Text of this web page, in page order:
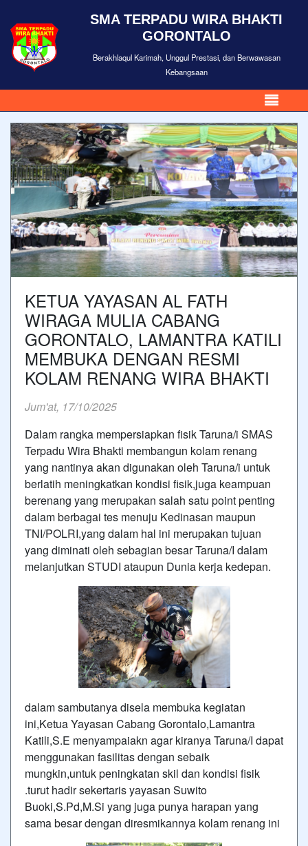
SMA TERPADU WIRA BHAKTI
GORONTALO
Berakhlaqul Karimah, Unggul Prestasi, dan Berwawasan
Kebangsaan
KETUA YAYASAN AL FATH
WIRAGA MULIA CABANG
GORONTALO, LAMANTRA KATILI
MEMBUKA DENGAN RESMI
KOLAM RENANG WIRA BHAKTI
Jum'at, 17/10/2025
Dalam rangka mempersiapkan fisik Taruna/i SMAS
Terpadu Wira Bhakti membangun kolam renang
yang nantinya akan digunakan oleh Taruna/i untuk
berlatih meningkatkan kondisi fisik,juga keampuan
berenang yang merupakan salah satu point penting
dalam berbagai tes menuju Kedinasan maupun
TNI/POLRI,yang dalam hal ini merupakan tujuan
yang diminati oleh sebagian besar Taruna/I dalam
melanjutkan STUDI ataupun Dunia kerja kedepan.
dalam sambutanya disela membuka kegiatan
ini,Ketua Yayasan Cabang Gorontalo,Lamantra
Katili,S.E menyampaiakn agar kiranya Taruna/I dapat
menggunakan fasilitas dengan sebaik
mungkin,untuk peningkatan skil dan kondisi fisik
.turut hadir sekertaris yayasan Suwito
Buoki,S.Pd,M.Si yang juga punya harapan yang
sama besar dengan diresmikannya kolam renang ini